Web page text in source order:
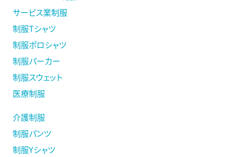
サービス業制服
制服Tシャツ
制服ポロシャツ
制服パーカー
制服スウェット
医療制服
介護制服
制服パンツ
制服Yシャツ